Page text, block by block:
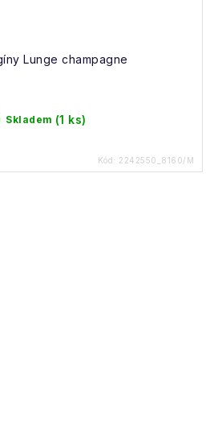
Lunge champagne
Skladem (1 ks)
Kód: 2242550_8160/M